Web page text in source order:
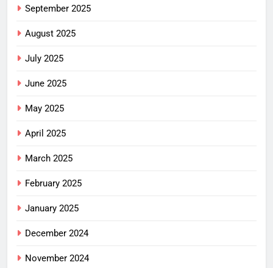
September 2025
August 2025
July 2025
June 2025
May 2025
April 2025
March 2025
February 2025
January 2025
December 2024
November 2024